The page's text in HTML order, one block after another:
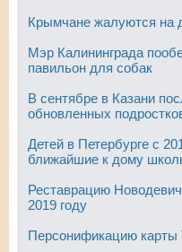
Крымчане жалуются на
Мэр Калининграда
павильон для собак
В сентябре в Казани
обновленных
Детей в Петербурге с
ближайшие к дому
Реставрацию
2019 году
Персонификацию карты